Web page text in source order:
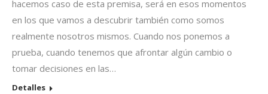
hacemos caso de esta premisa, será en esos momentos
en los que vamos a descubrir también como somos
realmente nosotros mismos. Cuando nos ponemos a
prueba, cuando tenemos que afrontar algún cambio o
tomar decisiones en las…
Detalles